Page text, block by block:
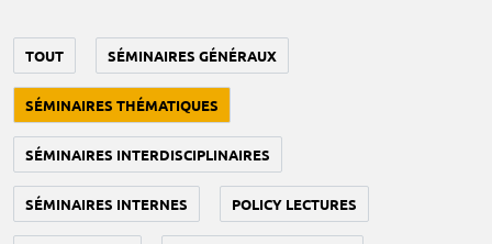
TOUT SÉMINAIRES GÉNÉRAUX
SÉMINAIRES THÉMATIQUES
SÉMINAIRES INTERDISCIPLINAIRES
SÉMINAIRES INTERNES POLICY LECTURES